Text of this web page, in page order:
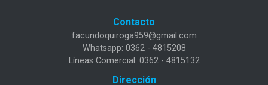
Contacto
facundoquiroga959@gmail.com
Whatsapp: 0362 - 4815208
Líneas Comercial: 0362 - 4815132
Dirección